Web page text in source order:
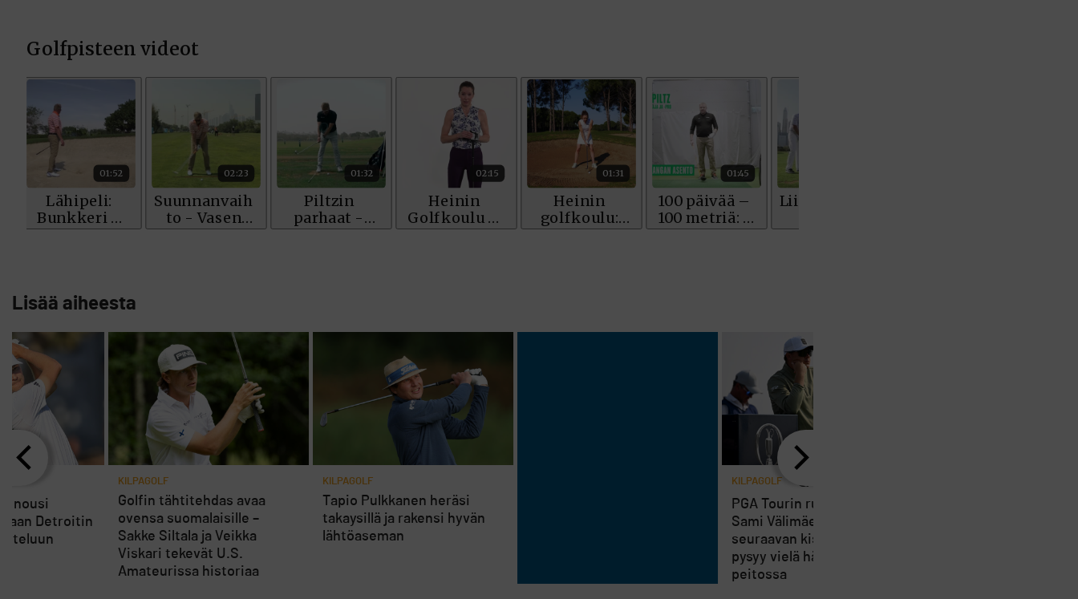
Lisää aiheesta
KILPAGOLF
Tapio Pulkkanen heräsi
takaysillä ja rakensi hyvän
lähtöaseman
KILPAGOLF
PGA Tourin runkosarja on
Sami Välimäen osalta ohi,
seuraavan kisan ajankohta
pysyy vielä hämärän
peitossa
nousi
Detroitin
KILPAGOLF
Golfin tähtitehdas avaa
ovensa suomalaisille –
Sakke Siltala ja Veikka
Viskari tekevät U.S.
Amateurissa historiaa